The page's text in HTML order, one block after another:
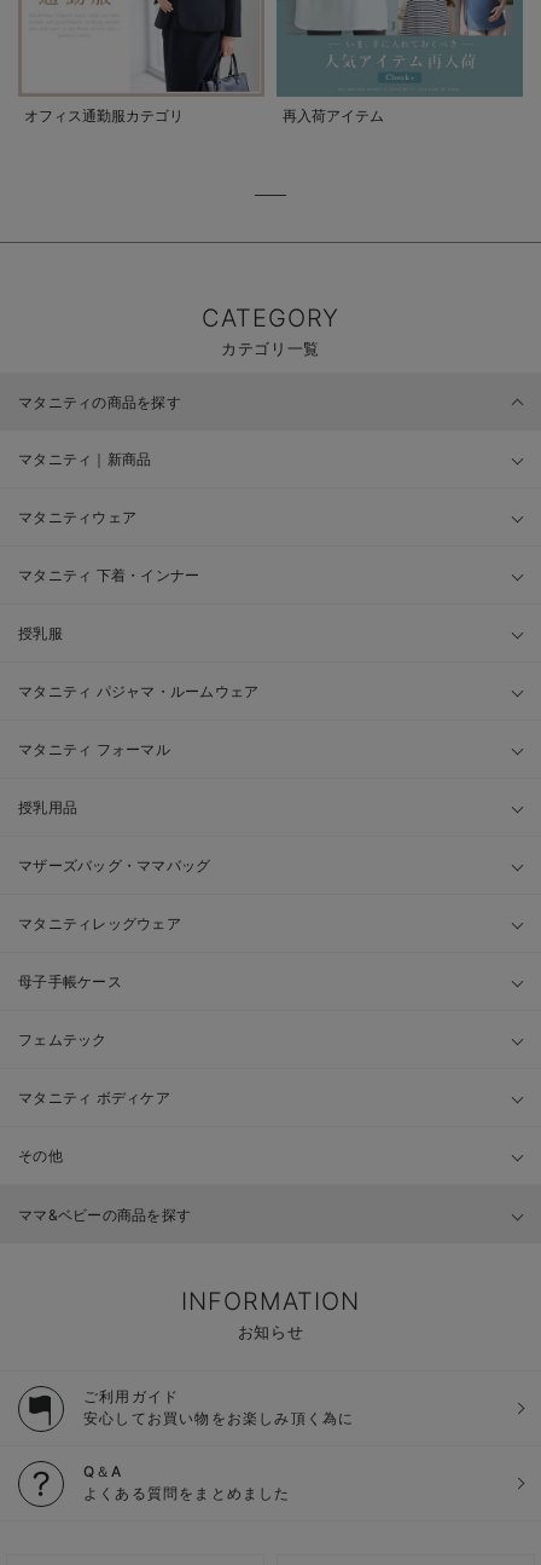
オフィス通勤服カテゴリ 再入荷アイテム
CATEGORY
カテゴリ一覧
マタニティの商品を探す
マタニティ｜新商品
マタニティウェア
マタニティ 下着・インナー
授乳服
マタニティ パジャマ・ルームウェア
マタニティ フォーマル
授乳用品
マザーズバッグ・ママバッグ
マタニティレッグウェア
母子手帳ケース
フェムテック
マタニティ ボディケア
その他
ママ&ベビーの商品を探す
INFORMATION
お知らせ
ご利用ガイド
安心してお買い物をお楽しみ頂く為に
Q＆A
よくある質問をまとめました